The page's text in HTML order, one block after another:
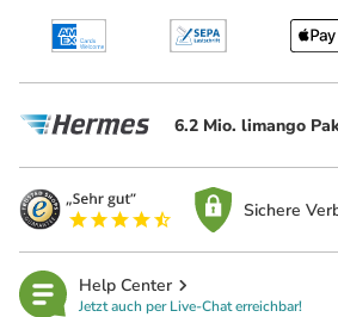
6.2 Mio. limango
Sichere
Help Center
Jetzt auch per Live-Chat erreichbar!